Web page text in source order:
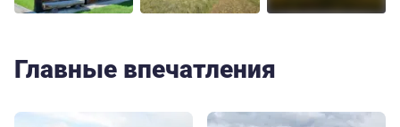
Главные впечатления